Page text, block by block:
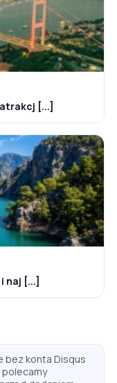
[...]
naj [...]
bez konta Disqus